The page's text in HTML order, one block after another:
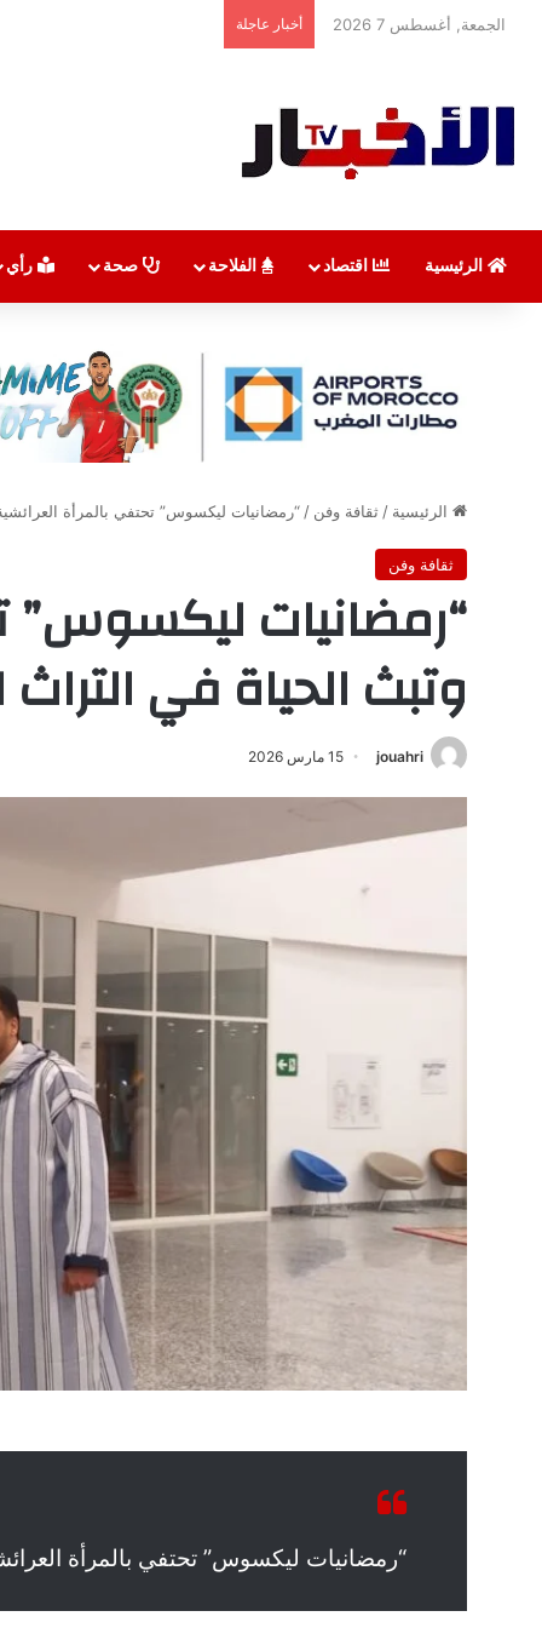
الجمعة, أغسطس 7 2026 أخبار عاجلة
الرئيسية اقتصاد الفلاحة صحة رأي
الرئيسية / ثقافة وفن / “رمضانيات ليكسوس” تحتفي بالمرأة
ثقافة وفن
“رمضانيات ليكسوس”
وتبث الحياة في
jouahri 15 مارس 2026
“رمضانيات ليكسوس” تحتفي بالمرأة